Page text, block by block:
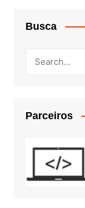
Busca
Parceiros